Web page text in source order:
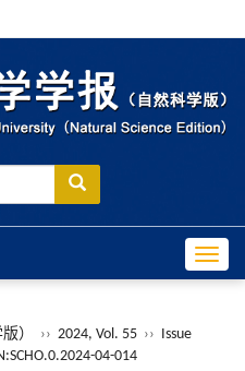
） ›› 2024, Vol. 55 ›› Issue
04-014